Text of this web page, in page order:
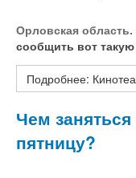
Орловская
сообщить вот
Подробнее:
Чем
пятницу?